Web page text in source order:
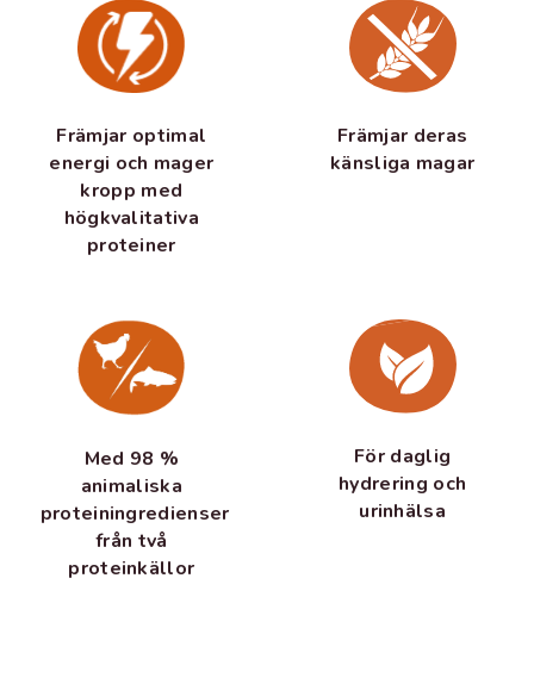
Främjar optimal
energi och mager
kropp med
högkvalitativa
proteiner
Främjar deras
känsliga magar
Med 98 %
animaliska
proteiningredienser
från två
proteinkällor
För daglig
hydrering och
urinhälsa